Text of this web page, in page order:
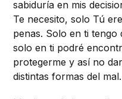
sabiduría en mis
Te necesito, solo Tú
penas. Solo en ti tengo
solo en ti podré
protegerme y así no
distintas formas del mal.